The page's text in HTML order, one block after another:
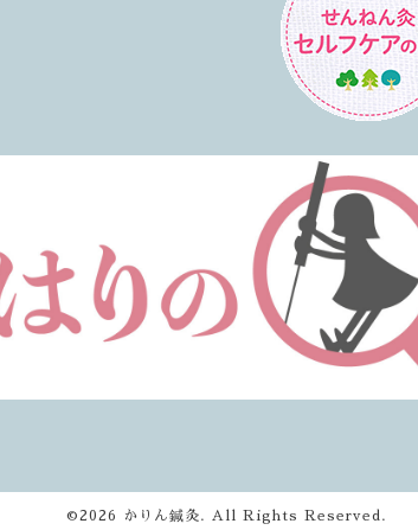
©2026 かりん鍼灸. All Rights Reserved.